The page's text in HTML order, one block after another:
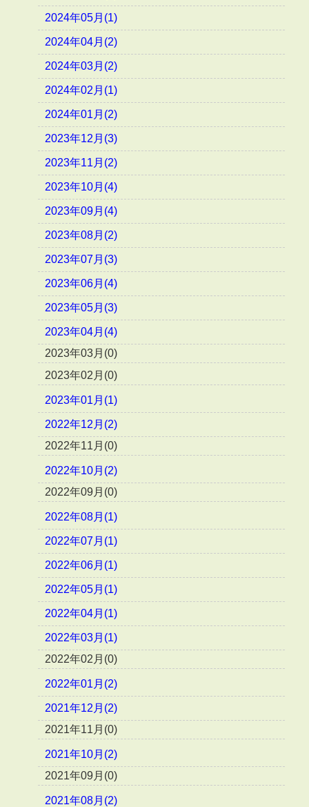
2024年05月(1)
2024年04月(2)
2024年03月(2)
2024年02月(1)
2024年01月(2)
2023年12月(3)
2023年11月(2)
2023年10月(4)
2023年09月(4)
2023年08月(2)
2023年07月(3)
2023年06月(4)
2023年05月(3)
2023年04月(4)
2023年03月(0)
2023年02月(0)
2023年01月(1)
2022年12月(2)
2022年11月(0)
2022年10月(2)
2022年09月(0)
2022年08月(1)
2022年07月(1)
2022年06月(1)
2022年05月(1)
2022年04月(1)
2022年03月(1)
2022年02月(0)
2022年01月(2)
2021年12月(2)
2021年11月(0)
2021年10月(2)
2021年09月(0)
2021年08月(2)